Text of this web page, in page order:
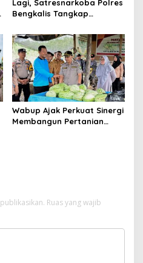
Lagi, Satresnarkoba Polres
Bengkalis Tangkap
Air
Wabup Ajak Perkuat Sinergi
Membangun Pertanian
Ruas yang wajib